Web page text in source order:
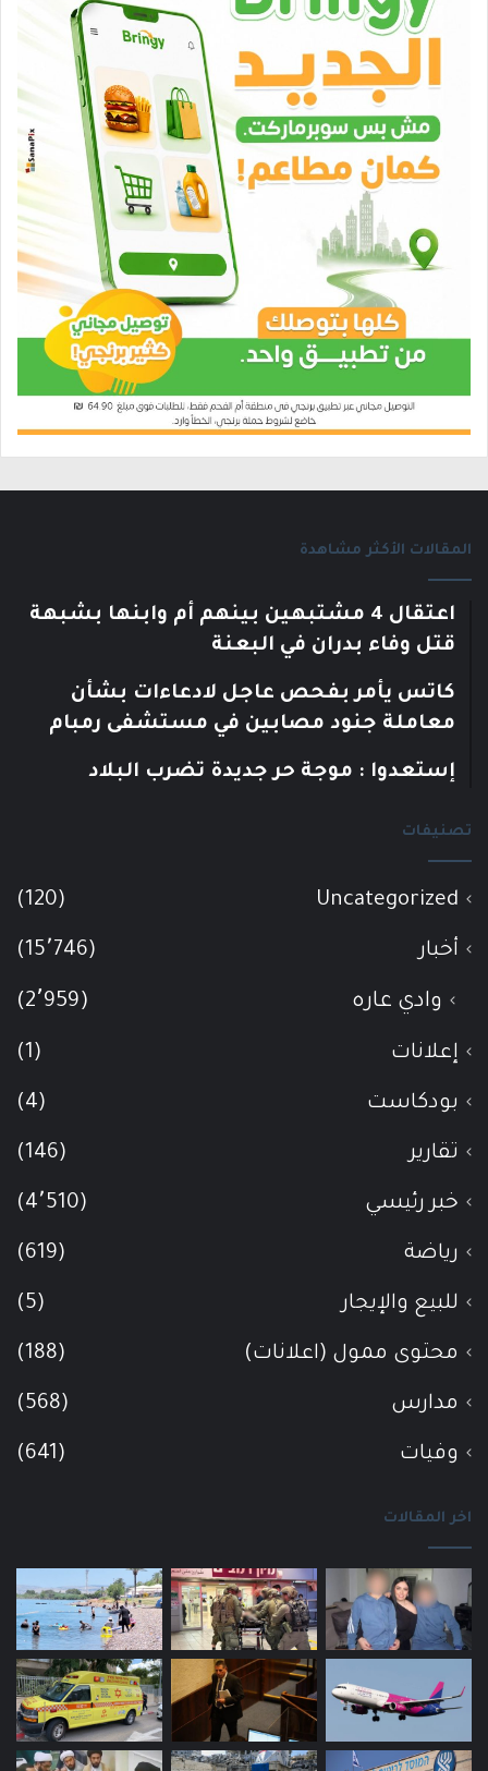
المقالات الأكثر مشاهدة
اعتقال 4 مشتبهين بينهم أم وابنها بشبهة
قتل وفاء بدران في البعنة
كاتس يأمر بفحص عاجل لادعاءات بشأن
معاملة جنود مصابين في مستشفى رمبام
إستعدوا : موجة حر جديدة تضرب البلاد
تصنيفات
Uncategorized
(120)
أخبار (15٬746)
وادي عاره (2٬959)
إعلانات (1)
بودكاست (4)
تقارير (146)
خبر رئيسي (4٬510)
رياضة (619)
للبيع والإيجار (5)
محتوى ممول (اعلانات) (188)
مدارس (568)
وفيات (641)
اخر المقالات